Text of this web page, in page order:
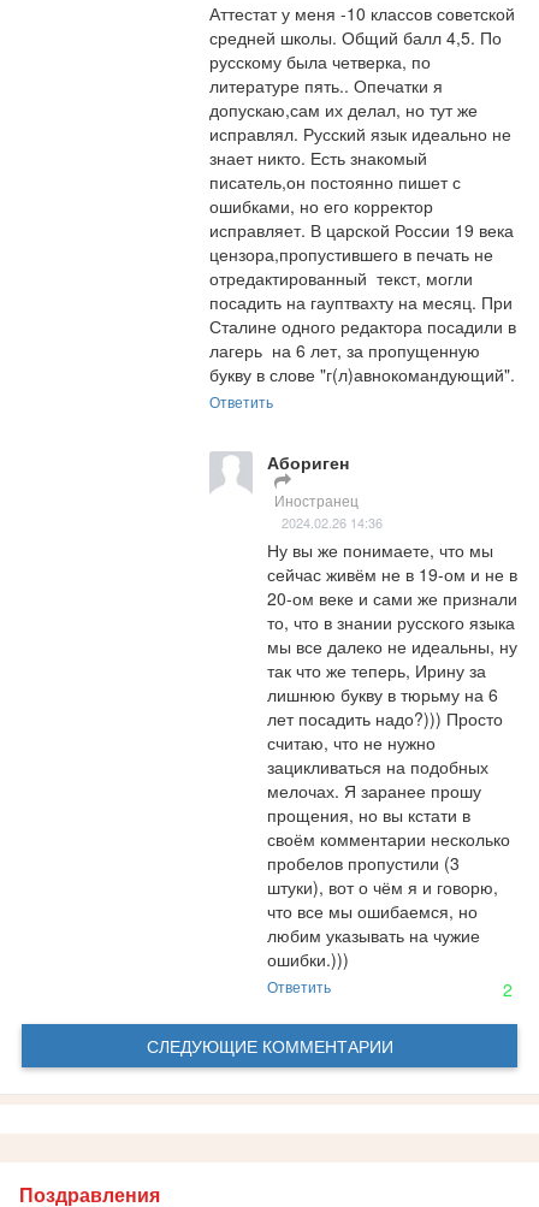
Аттестат у меня -10 классов советской
средней школы. Общий балл 4,5. По
русскому была четверка, по
литературе пять.. Опечатки я
допускаю,сам их делал, но тут же
исправлял. Русский язык идеально не
знает никто. Есть знакомый
писатель,он постоянно пишет с
ошибками, но его корректор
исправляет. В царской России 19 века
цензора,пропустившего в печать не
отредактированный  текст, могли
посадить на гауптвахту на месяц. При
Сталине одного редактора посадили в
лагерь  на 6 лет, за пропущенную
букву в слове "г(л)авнокомандующий".
Ответить
Абориген
Иностранец
2024.02.26 14:36
Ну вы же понимаете, что мы
сейчас живём не в 19-ом и не в
20-ом веке и сами же признали
то, что в знании русского языка
мы все далеко не идеальны, ну
так что же теперь, Ирину за
лишнюю букву в тюрьму на 6
лет посадить надо?))) Просто
считаю, что не нужно
зацикливаться на подобных
мелочах. Я заранее прошу
прощения, но вы кстати в
своём комментарии несколько
пробелов пропустили (3
штуки), вот о чём я и говорю,
что все мы ошибаемся, но
любим указывать на чужие
ошибки.)))
Ответить 2
СЛЕДУЮЩИЕ КОММЕНТАРИИ
Поздравления